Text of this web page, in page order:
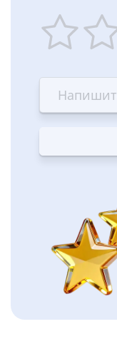
star
Terrible
stars
—
Bad